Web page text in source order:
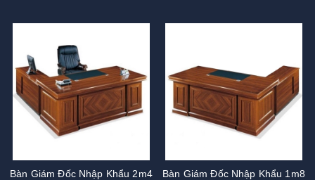
Bàn Giám Đốc Nhập Khẩu 2m4
Bàn Giám Đốc Nhập Khẩu 1m8